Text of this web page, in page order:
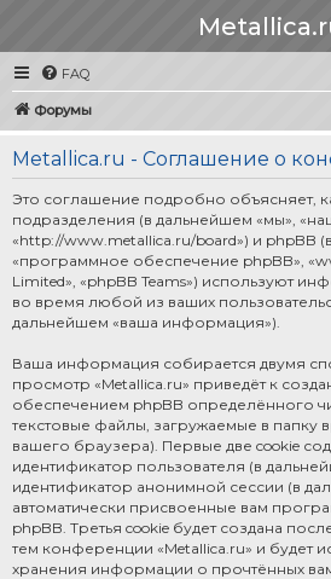
FAQ
Форумы
Metallica.ru - Соглашение о
Это соглашение подробно объясняет,
подразделения (в дальнейшем «мы»,
«http://www.metallica.ru/board») и phpBB
«программное обеспечение phpBB»,
Limited», «phpBB Teams») используют
во время любой из ваших
дальнейшем «ваша информация»).
Ваша информация собирается двумя
просмотр «Metallica.ru» приведёт к
обеспечением phpBB определённого
текстовые файлы, загружаемые в папку
вашего браузера). Первые две cookie
идентификатор пользователя (в
идентификатор анонимной сессии (в
автоматически присвоенные вам
phpBB. Третья cookie будет создана
тем конференции «Metallica.ru» и будет
хранения информации о прочтённых